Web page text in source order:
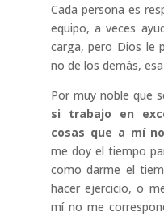
Cada persona es
equipo, a veces
carga, pero Dios le
no de los demás,
Por muy noble que
si trabajo en
cosas que a mí
me doy el tiempo
como darme el
hacer ejercicio, o
mí no me